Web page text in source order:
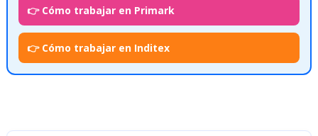
👉 Cómo trabajar en Primark
👉 Cómo trabajar en Inditex